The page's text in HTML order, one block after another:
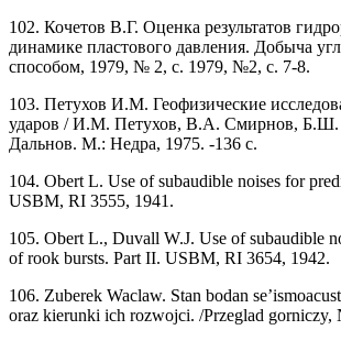
102. Кочетов В.Г. Оценка результатов
динамике пластового давления. Добыча
способом, 1979, № 2, с. 1979, №2, с. 7-8.
103. Петухов И.М. Геофизические
ударов / И.М. Петухов, В.А. Смирнов,
Дальнов. М.: Недра, 1975. -136 с.
104. Obert L. Use of subaudible noises for
USBM, RI 3555, 1941.
105. Obert L., Duvall W.J. Use of subaudible
of rook bursts. Part II. USBM, RI 3654, 1942.
106. Zuberek Waclaw. Stan bodan
oraz kierunki ich rozwojci. /Przeglad